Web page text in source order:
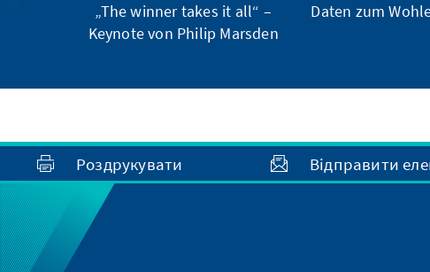
„The winner takes it all“ –
Keynote von Philip Marsden
Daten zum
Роздрукувати Відправити